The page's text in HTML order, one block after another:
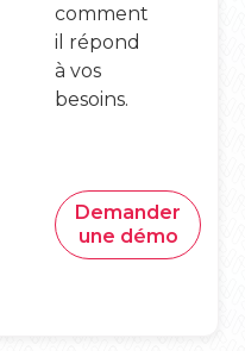
comment
il répond
à vos
besoins.
Demander
une démo